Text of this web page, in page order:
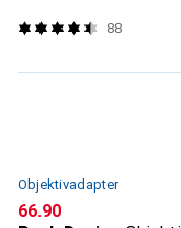
88
Objektivadapter
CHF
66.90